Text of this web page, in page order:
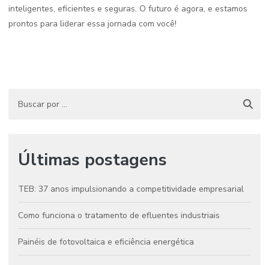
inteligentes, eficientes e seguras. O futuro é agora, e estamos
prontos para liderar essa jornada com você!
Últimas postagens
TEB: 37 anos impulsionando a competitividade empresarial
Como funciona o tratamento de efluentes industriais
Painéis de fotovoltaica e eficiência energética